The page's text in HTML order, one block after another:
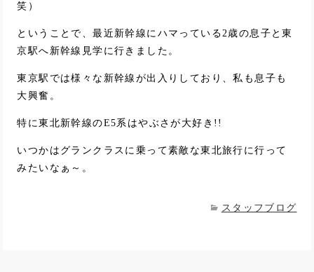
笑）
ということで、最近新幹線にハマっている2歳の息子と東
京駅へ新幹線見学に行きました。
東京駅では様々な新幹線が出入りしており、私も息子も
大興奮。
特に東北新幹線のE5系はやぶさが大好き!!
いつかはグランクラスに乗って素敵な東北旅行に行って
みたいなぁ～。
スタッフブログ